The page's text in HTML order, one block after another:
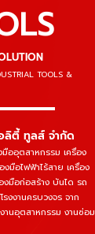
TOOLS &
ตี้ ทูลส์ จำกัด
มืออุตสาหกรรม เครื่อง
มือไฟฟ้าไร้สาย เครื่อง
งมือก่อสร้าง บันได รถ
งงานครบวงจร จาก
านอุตสาหกรรม งานซ่อม